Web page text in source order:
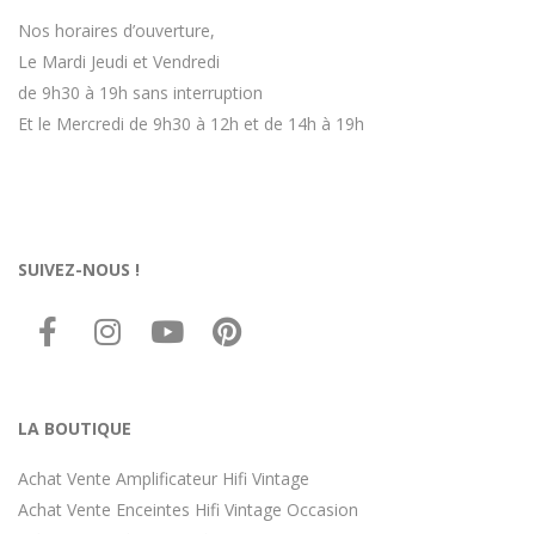
Nos horaires d’ouverture,
Le Mardi Jeudi et Vendredi
de 9h30 à 19h sans interruption
Et le Mercredi de 9h30 à 12h et de 14h à 19h
SUIVEZ-NOUS !
LA BOUTIQUE
Achat Vente Amplificateur Hifi Vintage
Achat Vente Enceintes Hifi Vintage Occasion